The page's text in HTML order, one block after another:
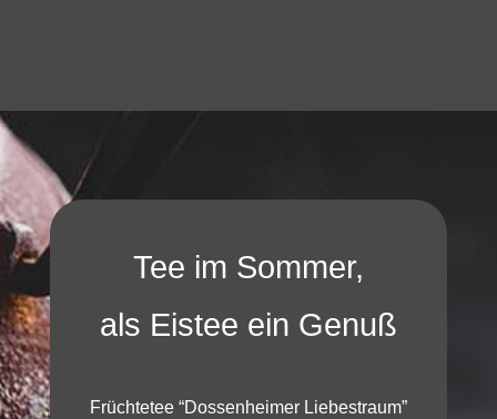
Tee im Sommer,
als Eistee ein Genuß
Früchtetee “Dossenheimer Liebestraum”